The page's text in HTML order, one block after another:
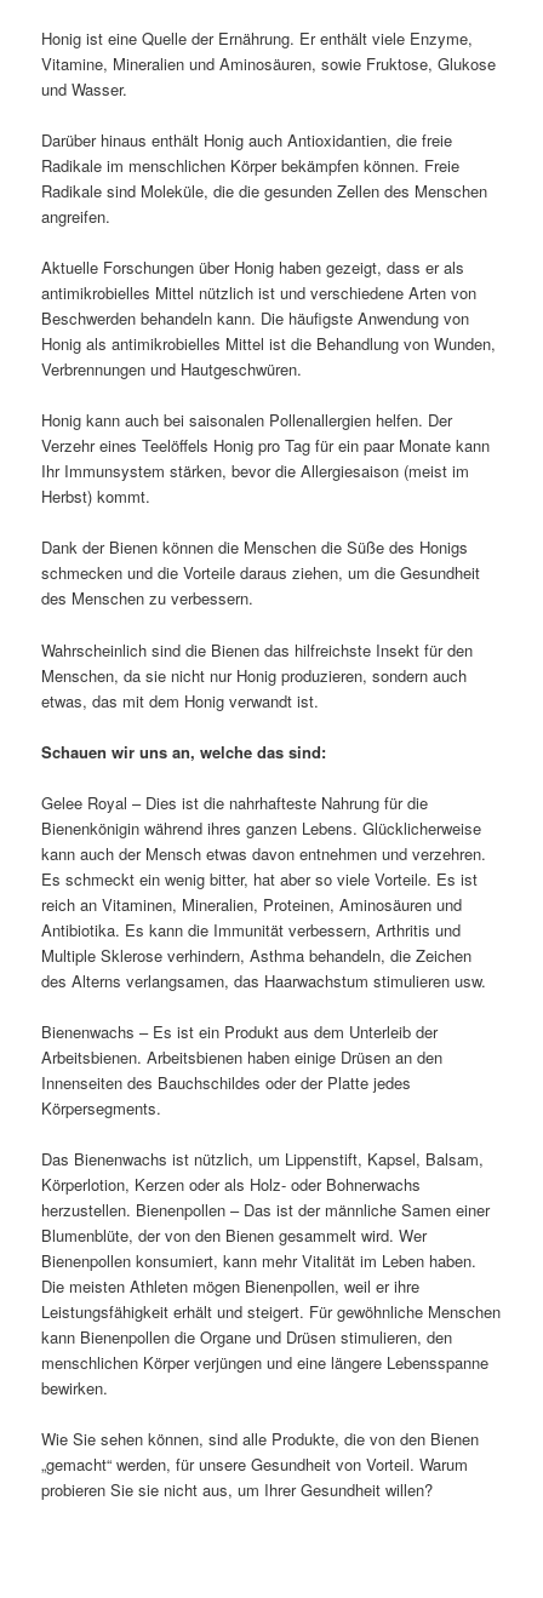
Honig ist eine Quelle der Ernährung. Er enthält viele Enzyme,
Vitamine, Mineralien und Aminosäuren, sowie Fruktose, Glukose
und Wasser.
Darüber hinaus enthält Honig auch Antioxidantien, die freie
Radikale im menschlichen Körper bekämpfen können. Freie
Radikale sind Moleküle, die die gesunden Zellen des Menschen
angreifen.
Aktuelle Forschungen über Honig haben gezeigt, dass er als
antimikrobielles Mittel nützlich ist und verschiedene Arten von
Beschwerden behandeln kann. Die häufigste Anwendung von
Honig als antimikrobielles Mittel ist die Behandlung von Wunden,
Verbrennungen und Hautgeschwüren.
Honig kann auch bei saisonalen Pollenallergien helfen. Der
Verzehr eines Teelöffels Honig pro Tag für ein paar Monate kann
Ihr Immunsystem stärken, bevor die Allergiesaison (meist im
Herbst) kommt.
Dank der Bienen können die Menschen die Süße des Honigs
schmecken und die Vorteile daraus ziehen, um die Gesundheit
des Menschen zu verbessern.
Wahrscheinlich sind die Bienen das hilfreichste Insekt für den
Menschen, da sie nicht nur Honig produzieren, sondern auch
etwas, das mit dem Honig verwandt ist.
Schauen wir uns an, welche das sind:
Gelee Royal – Dies ist die nahrhafteste Nahrung für die
Bienenkönigin während ihres ganzen Lebens. Glücklicherweise
kann auch der Mensch etwas davon entnehmen und verzehren.
Es schmeckt ein wenig bitter, hat aber so viele Vorteile. Es ist
reich an Vitaminen, Mineralien, Proteinen, Aminosäuren und
Antibiotika. Es kann die Immunität verbessern, Arthritis und
Multiple Sklerose verhindern, Asthma behandeln, die Zeichen
des Alterns verlangsamen, das Haarwachstum stimulieren usw.
Bienenwachs – Es ist ein Produkt aus dem Unterleib der
Arbeitsbienen. Arbeitsbienen haben einige Drüsen an den
Innenseiten des Bauchschildes oder der Platte jedes
Körpersegments.
Das Bienenwachs ist nützlich, um Lippenstift, Kapsel, Balsam,
Körperlotion, Kerzen oder als Holz- oder Bohnerwachs
herzustellen. Bienenpollen – Das ist der männliche Samen einer
Blumenblüte, der von den Bienen gesammelt wird. Wer
Bienenpollen konsumiert, kann mehr Vitalität im Leben haben.
Die meisten Athleten mögen Bienenpollen, weil er ihre
Leistungsfähigkeit erhält und steigert. Für gewöhnliche Menschen
kann Bienenpollen die Organe und Drüsen stimulieren, den
menschlichen Körper verjüngen und eine längere Lebensspanne
bewirken.
Wie Sie sehen können, sind alle Produkte, die von den Bienen
„gemacht“ werden, für unsere Gesundheit von Vorteil. Warum
probieren Sie sie nicht aus, um Ihrer Gesundheit willen?